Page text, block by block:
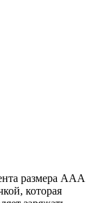
размера AAA
которая